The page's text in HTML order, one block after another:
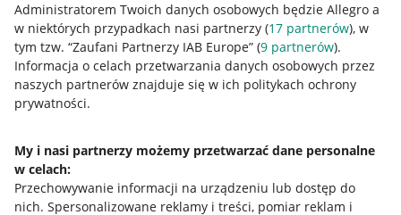
Administratorem Twoich danych osobowych będzie Allegro a
w niektórych przypadkach nasi partnerzy (17 partnerów), w
tym tzw. “Zaufani Partnerzy IAB Europe” (9 partnerów).
Informacja o celach przetwarzania danych osobowych przez
naszych partnerów znajduje się w ich politykach ochrony
prywatności.
My i nasi partnerzy możemy przetwarzać dane personalne
w celach:
Przechowywanie informacji na urządzeniu lub dostęp do
nich. Spersonalizowane reklamy i treści, pomiar reklam i
Przydatne informacje
Jak to działa
Allegro Gadane dla sprzedających
Allegro Gadane dla kupujących